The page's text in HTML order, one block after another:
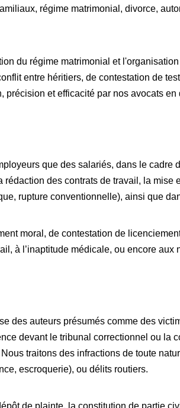
régime matrimonial, divorce,
du régime matrimonial et
entre héritiers, de contestation de
et efficacité par nos avocats en
que des salariés, dans le
des contrats de travail, la
rupture conventionnelle), ainsi que
moral, de contestation de
à l’inaptitude médicale, ou encore aux
des auteurs présumés comme des
devant le tribunal correctionnel ou la
traitons des infractions de toute
escroquerie), ou délits routiers.